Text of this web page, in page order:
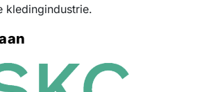
kledingindustrie.